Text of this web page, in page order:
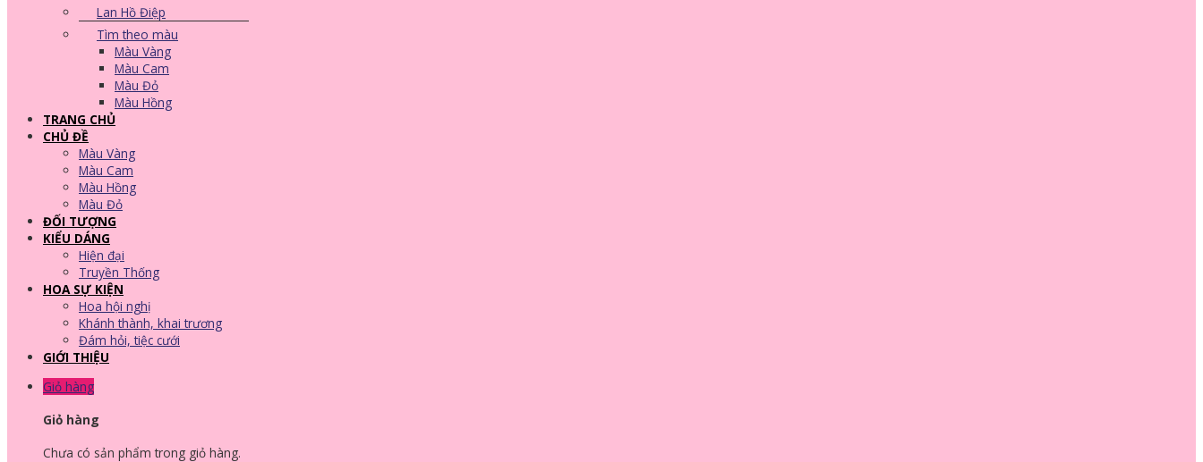
Lan Hồ Điệp
Tìm theo màu
Màu Vàng
Màu Cam
Màu Đỏ
Màu Hồng
TRANG CHỦ
CHỦ ĐỀ
Màu Vàng
Màu Cam
Màu Hồng
Màu Đỏ
ĐỐI TƯỢNG
KIỂU DÁNG
Hiện đại
Truyền Thống
HOA SỰ KIỆN
Hoa hội nghị
Khánh thành, khai trương
Đám hỏi, tiệc cưới
GIỚI THIỆU
Giỏ hàng
Giỏ hàng
Chưa có sản phẩm trong giỏ hàng.